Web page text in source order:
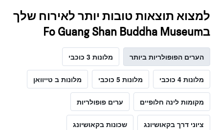
למצוא תוצאות טובות יותר לאירוח שלך
בFo Guang Shan Buddha Museum
הערים הפופולריות ביותר מלונות 3 כוכבי
מלונות 4 כוכבי מלונות 5 כוכבי מלונות ב טייוואן
מקומות לינה חלופיים ערים פופולריות
ציוני דרך בקאושיונג שכונות בקאושיונג